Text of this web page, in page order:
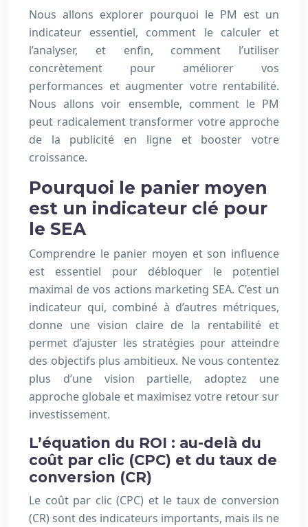
Nous allons explorer pourquoi le PM est un
indicateur essentiel, comment le calculer et
l’analyser, et enfin, comment l’utiliser
concrètement pour améliorer vos
performances et augmenter votre rentabilité.
Nous allons voir ensemble, comment le PM
peut radicalement transformer votre approche
de la publicité en ligne et booster votre
croissance.
Pourquoi le panier moyen
est un indicateur clé pour
le SEA
Comprendre le panier moyen et son influence
est essentiel pour débloquer le potentiel
maximal de vos actions marketing SEA. C’est un
indicateur qui, combiné à d’autres métriques,
donne une vision claire de la rentabilité et
permet d’ajuster les stratégies pour atteindre
des objectifs plus ambitieux. Ne vous contentez
plus d’une vision partielle, adoptez une
approche globale et maximisez votre retour sur
investissement.
L’équation du ROI : au-delà du
coût par clic (CPC) et du taux de
conversion (CR)
Le coût par clic (CPC) et le taux de conversion
(CR) sont des indicateurs importants, mais ils ne